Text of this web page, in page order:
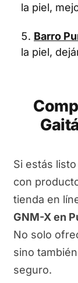
la piel,
Barro
la piel,
Si estás
con
tienda en
GNM-X en
No solo
sino
seguro.